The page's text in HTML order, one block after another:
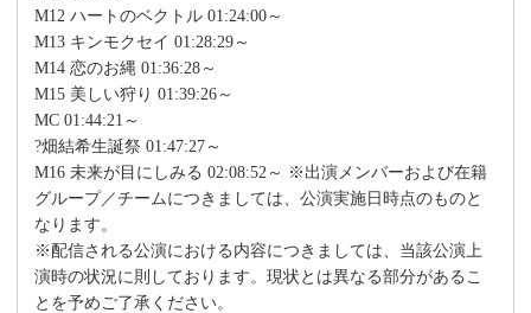
M12 ハートのベクトル 01:24:00～
M13 キンモクセイ 01:28:29～
M14 恋のお縄 01:36:28～
M15 美しい狩り 01:39:26～
MC 01:44:21～
?畑結希生誕祭 01:47:27～
M16 未来が目にしみる 02:08:52～ ※出演メンバーおよび在籍
グループ／チームにつきましては、公演実施日時点のものと
なります。
※配信される公演における内容につきましては、当該公演上
演時の状況に則しております。現状とは異なる部分があるこ
とを予めご了承ください。